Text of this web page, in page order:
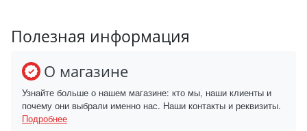
Полезная информация
О магазине
Узнайте больше о нашем магазине: кто мы, наши клиенты и
почему они выбрали именно нас. Наши контакты и реквизиты.
Подробнее